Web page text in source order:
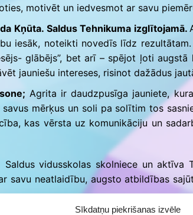
Sīkdatņu piekrišanas izvēle
motivēt un iedvesmot ar savu
Kņūta. Saldus Tehnikuma izglītojamā.
iesāk, noteikti novedīs līdz
glābējs”, bet arī – spējot ļoti
jauniešu intereses, risinot dažādus
Agrita ir daudzpusīga jauniete,
mērķus un soli pa solītim tos
kas vērsta uz komunikāciju un
Saldus vidusskolas skolniece un aktīva
savu neatlaidību, augsto atbildības